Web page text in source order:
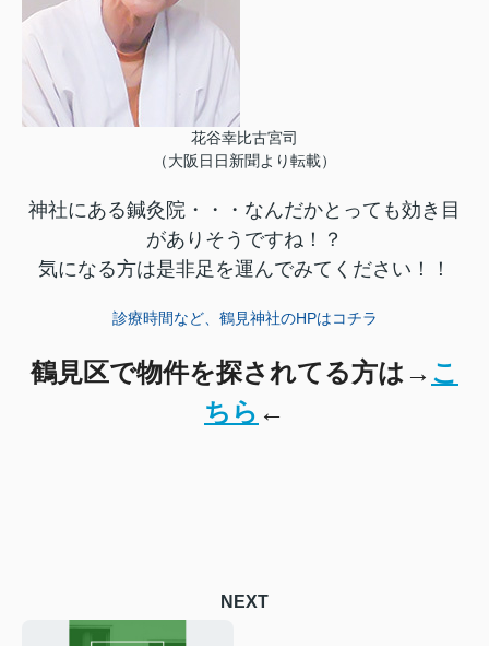
花谷幸比古宮司
（大阪日日新聞より転載）
神社にある鍼灸院・・・なんだかとっても効き目
がありそうですね！？
気になる方は是非足を運んでみてください！！
診療時間など、鶴見神社のHPはコチラ
鶴見区で物件を探されてる方は→ こ
ちら ←
NEXT